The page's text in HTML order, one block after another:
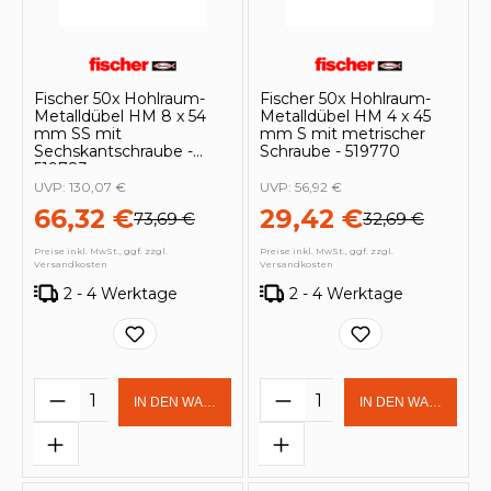
Fischer 50x Hohlraum-
Metalldübel HM 8 x 54
mm SS mit
Sechskantschraube -
519783
66,32 €73,69 €
UVP: 130,07 €
Preise inkl. MwSt., ggf. zzgl.
Versandkosten
2 - 4 Werktage
Produkt Anzahl: Gib den
IN DEN WARENKORB
Fischer 50x Hohlraum-
Metalldübel HM 4 x 45
mm S mit metrischer
Schraube - 519770
29,42 €32,69 €
UVP: 56,92 €
Preise inkl. MwSt., ggf. zzgl.
Versandkosten
2 - 4 Werktage
Produkt Anzahl:
IN DEN